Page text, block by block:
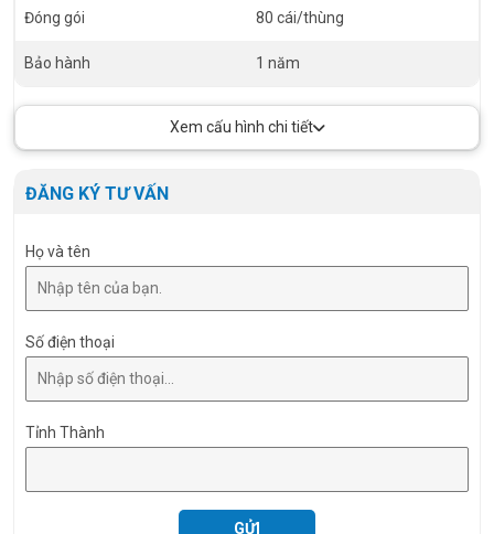
Đóng gói 80 cái/thùng
Bảo hành 1 năm
Xem cấu hình chi tiết
ĐĂNG KÝ TƯ VẤN
Họ và tên
Số điện thoại
Tỉnh Thành